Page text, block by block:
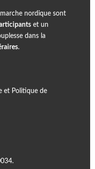
nordique sont
et un
dans la
.
et Politique de